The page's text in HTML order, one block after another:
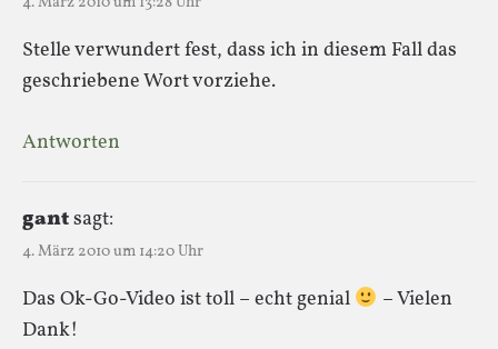
Stelle verwundert fest, dass ich in diesem Fall das
geschriebene Wort vorziehe.
Antworten
gantsagt:
4. März 2010 um 14:20 Uhr
Das Ok-Go-Video ist toll – echt genial
– Vielen
Dank!